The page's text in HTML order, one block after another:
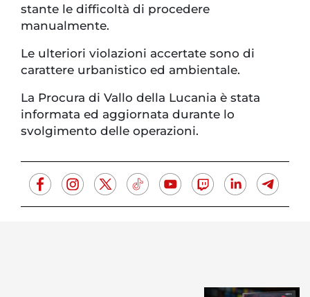
stante le difficoltà di procedere
manualmente.
Le ulteriori violazioni accertate sono di
carattere urbanistico ed ambientale.
La Procura di Vallo della Lucania è stata
informata ed aggiornata durante lo
svolgimento delle operazioni.